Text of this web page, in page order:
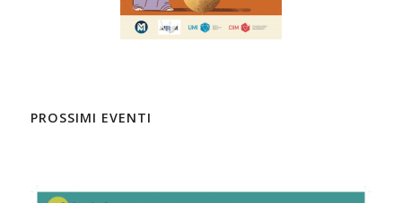
PROSSIMI EVENTI